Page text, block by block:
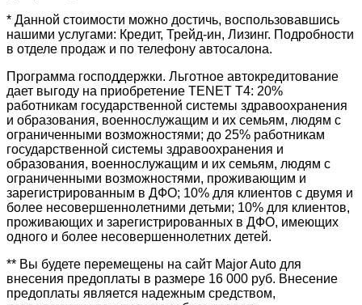
* Данной стоимости можно достичь, воспользовавшись
нашими услугами: Кредит, Трейд-ин, Лизинг. Подробности
в отделе продаж и по телефону автосалона.
Программа господдержки. Льготное автокредитование
дает выгоду на приобретение TENET T4: 20%
работникам государственной системы здравоохранения
и образования, военнослужащим и их семьям, людям с
ограниченными возможностями; до 25% работникам
государственной системы здравоохранения и
образования, военнослужащим и их семьям, людям с
ограниченными возможностями, проживающим и
зарегистрированным в ДФО; 10% для клиентов с двумя и
более несовершеннолетними детьми; 10% для клиентов,
проживающих и зарегистрированных в ДФО, имеющих
одного и более несовершеннолетних детей.
** Вы будете перемещены на сайт Major Auto для
внесения предоплаты в размере 16 000 руб. Внесение
предоплаты является надежным средством,